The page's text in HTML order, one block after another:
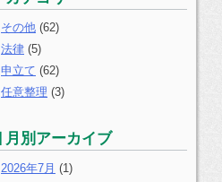
その他 (62)
法律 (5)
申立て (62)
任意整理 (3)
月別アーカイブ
2026年7月 (1)